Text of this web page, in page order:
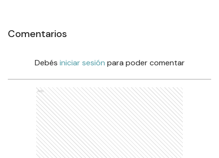
Comentarios
Debés iniciar sesión para poder comentar
Ads